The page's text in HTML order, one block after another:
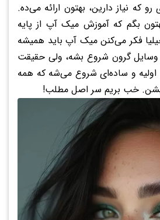
که نیاز دارین، بهتون ارائه می‌ده.
بگم که آموزش میک آپ از پایه
فکر می‌کنن میک آپ باید همیشه
گرون شروع بشه، ولی حقیقت
اولیه و ساده‌ای شروع می‌شه که همه
بشن. خب بریم سر اصل مطلب!